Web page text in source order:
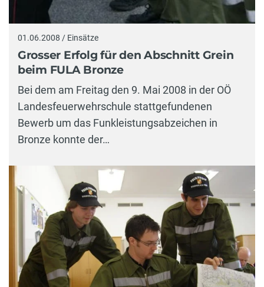
01.06.2008 / Einsätze
Grosser Erfolg für den Abschnitt Grein
beim FULA Bronze
Bei dem am Freitag den 9. Mai 2008 in der OÖ
Landesfeuerwehrschule stattgefundenen
Bewerb um das Funkleistungsabzeichen in
Bronze konnte der…